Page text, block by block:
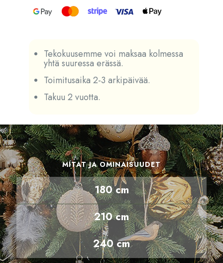
Tekokuusemme voi maksaa kolmessa
yhtä suuressa erässä.
Toimitusaika 2-3 arkipäivää.
Takuu 2 vuotta.
MITAT JA OMINAISUUDET
180 cm
210 cm
240 cm